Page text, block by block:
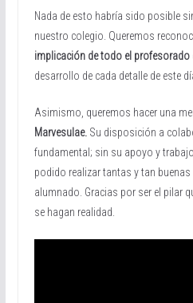
Nada de esto habría sido posible
nuestro colegio. Queremos
implicación de todo el profesorado
desarrollo de cada detalle de este
Asimismo, queremos hacer una
Marvesulae.Su disposición a
fundamental; sin su apoyo y
podido realizar tantas y tan
alumnado. Gracias por ser el pilar
se hagan realidad.